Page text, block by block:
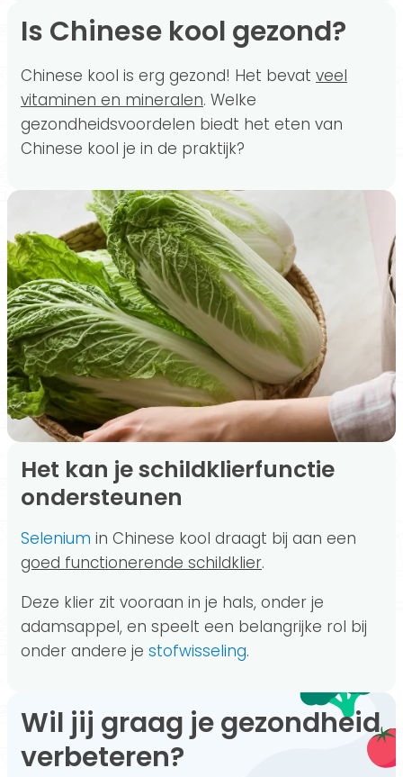
Is Chinese kool gezond?
Chinese kool is erg gezond! Het bevat veel
vitaminen en mineralen. Welke
gezondheidsvoordelen biedt het eten van
Chinese kool je in de praktijk?
Het kan je schildklierfunctie
ondersteunen
Selenium in Chinese kool draagt bij aan een
goed functionerende schildklier.
Deze klier zit vooraan in je hals, onder je
adamsappel, en speelt een belangrijke rol bij
onder andere je stofwisseling.
Wil jij graag je gezondheid
verbeteren?